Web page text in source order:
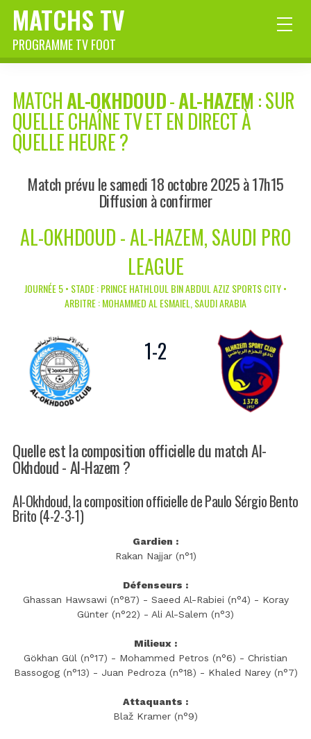
MATCHS TV
PROGRAMME TV FOOT
MATCHAL-OKHDOUD-AL-HAZEM : SUR
QUELLE CHAÎNE TV ET EN DIRECT À
QUELLE HEURE ?
Match prévu le samedi 18 octobre 2025 à 17h15
Diffusion à confirmer
AL-OKHDOUD - AL-HAZEM, SAUDI PRO
LEAGUE
JOURNÉE 5 • STADE : PRINCE HATHLOUL BIN ABDUL AZIZ SPORTS CITY •
ARBITRE : MOHAMMED AL ESMAIEL, SAUDI ARABIA
1-2
Quelle est la composition officielle du match Al-
Okhdoud - Al-Hazem ?
Al-Okhdoud, la composition officielle de Paulo Sérgio Bento
Brito (4-2-3-1)
Gardien :
Rakan Najjar (n°1)
Défenseurs :
Ghassan Hawsawi (n°87) - Saeed Al-Rabiei (n°4) - Koray
Günter (n°22) - Ali Al-Salem (n°3)
Milieux :
Gökhan Gül (n°17) - Mohammed Petros (n°6) - Christian
Bassogog (n°13) - Juan Pedroza (n°18) - Khaled Narey (n°7)
Attaquants :
Blaž Kramer (n°9)